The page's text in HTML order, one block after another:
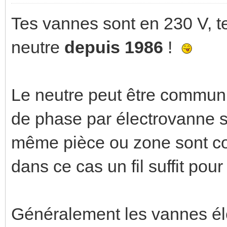
Tes vannes sont en 230 V,
neutre depuis 1986 !
Le neutre peut être
de phase par électrovanne
même pièce ou zone sont
dans ce cas un fil suffit
Généralement les vannes